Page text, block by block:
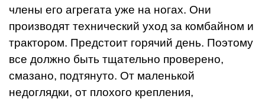
члены его агрегата уже на ногах. Они
производят технический уход за комбайном и
трактором. Пред­стоит горячий день. Поэтому
все должно быть тщательно проверено,
смазано, подтянуто. От маленькой
недоглядки, от плохого крепления,